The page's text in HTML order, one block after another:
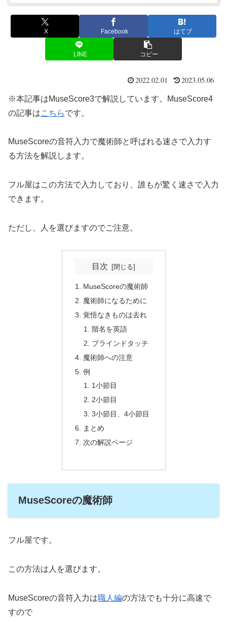
X Facebook はてブ
LINE コピー
2022.02.01 2023.05.06
※本記事はMuseScore3で解説しています。MuseScore4
の記事はこちらです。
MuseScoreの音符入力で魔術師と呼ばれる速さで入力す
る方法を解説します。
フル屋はこの方法で入力しており、誰もが驚く速さで入力
できます。
ただし、人を選びますのでご注意。
目次
MuseScoreの魔術師
魔術師になるために
覚悟なきものは去れ
階名を英語
ブラインドタッチ
魔術師への注意
例
1小節目
2小節目
3小節目、4小節目
まとめ
次の解説ページ
MuseScoreの魔術師
フル屋です。
この方法は人を選びます。
MuseScoreの音符入力は職人編の方法でも十分に高速で
すので